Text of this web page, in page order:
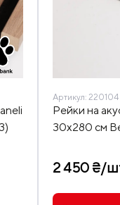
Артикул: 220104
Рейки на
30х280 см
2 450 ₴/